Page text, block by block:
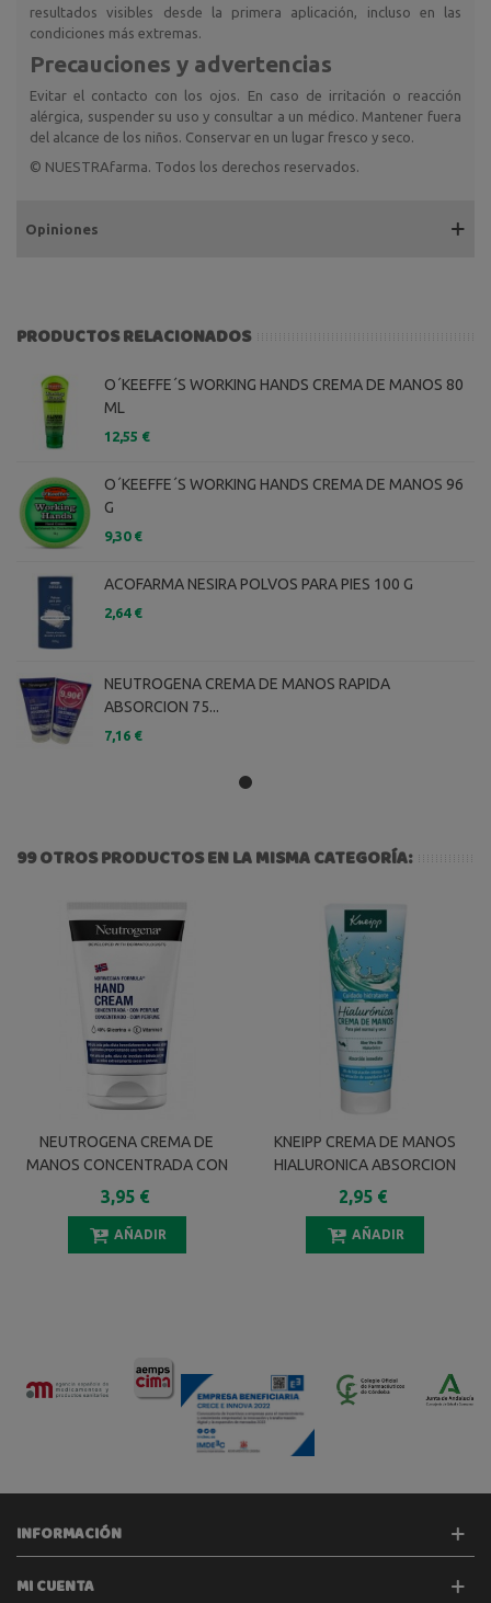
resultados visibles desde la primera aplicación, incluso en las
condiciones más extremas.
Precauciones y advertencias
Evitar el contacto con los ojos. En caso de irritación o reacción
alérgica, suspender su uso y consultar a un médico. Mantener fuera
del alcance de los niños. Conservar en un lugar fresco y seco.
© NUESTRAfarma. Todos los derechos reservados.
Opiniones
PRODUCTOS RELACIONADOS
O´KEEFFE´S WORKING HANDS CREMA DE MANOS 80
ML
12,55 €
O´KEEFFE´S WORKING HANDS CREMA DE MANOS 96
G
9,30 €
ACOFARMA NESIRA POLVOS PARA PIES 100 G
2,64 €
NEUTROGENA CREMA DE MANOS RAPIDA
ABSORCION 75...
7,16 €
99 OTROS PRODUCTOS EN LA MISMA CATEGORÍA:
NEUTROGENA CREMA DE
MANOS CONCENTRADA CON
PERFUME 50 ML
3,95 €
AÑADIR
KNEIPP CREMA DE MANOS
HIALURONICA ABSORCION
INMEDIATA 75 ML
2,95 €
AÑADIR
INFORMACIÓN
MI CUENTA